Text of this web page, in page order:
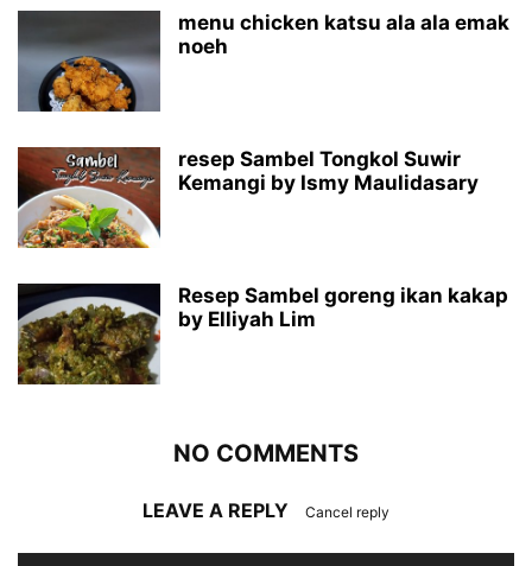
menu chicken katsu ala ala emak
noeh
resep Sambel Tongkol Suwir
Kemangi by Ismy Maulidasary
Resep Sambel goreng ikan kakap
by Elliyah Lim
NO COMMENTS
LEAVE A REPLY Cancel reply